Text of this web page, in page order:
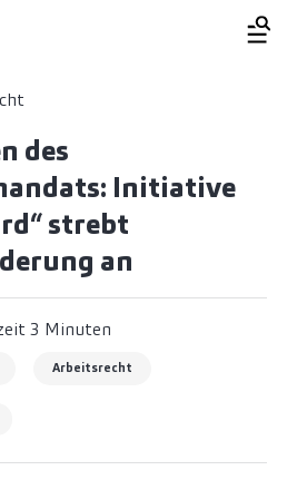
des
Initiative
strebt
an
3 Minuten
Arbeitsrecht